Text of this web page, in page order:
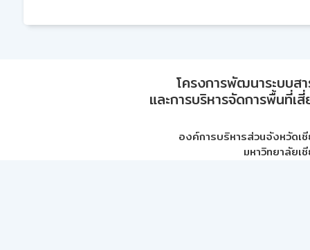
โครงการพัฒนาระบบส
และการบริหารจัดการพื้นที่เ
องค์การบริหารส่วนจังหวัดเ
มหาวิทยาลัยเ